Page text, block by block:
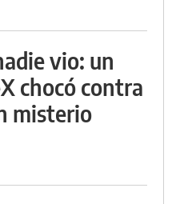
vio: un
chocó contra
misterio